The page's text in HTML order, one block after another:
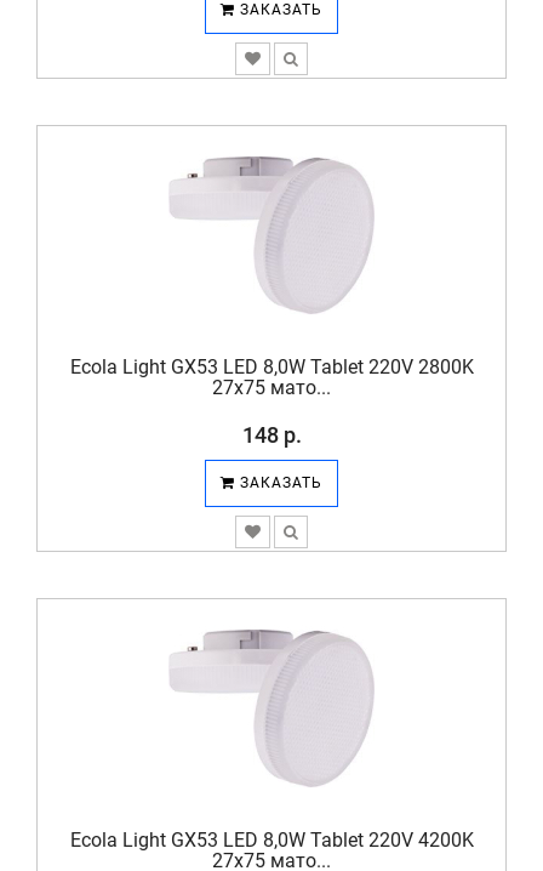
ЗАКАЗАТЬ
Ecola Light GX53 LED 8,0W Tablet 220V 2800K
27x75 мато...
148 р.
ЗАКАЗАТЬ
Ecola Light GX53 LED 8,0W Tablet 220V 4200K
27x75 мато...